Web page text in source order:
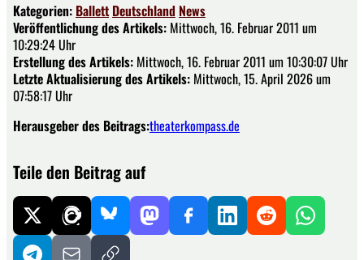
Kategorien: Ballett Deutschland News
Veröffentlichung des Artikels: Mittwoch, 16. Februar 2011 um
10:29:24 Uhr
Erstellung des Artikels: Mittwoch, 16. Februar 2011 um 10:30:07 Uhr
Letzte Aktualisierung des Artikels: Mittwoch, 15. April 2026 um
07:58:17 Uhr
Herausgeber des Beitrags:theaterkompass.de
Teile den Beitrag auf